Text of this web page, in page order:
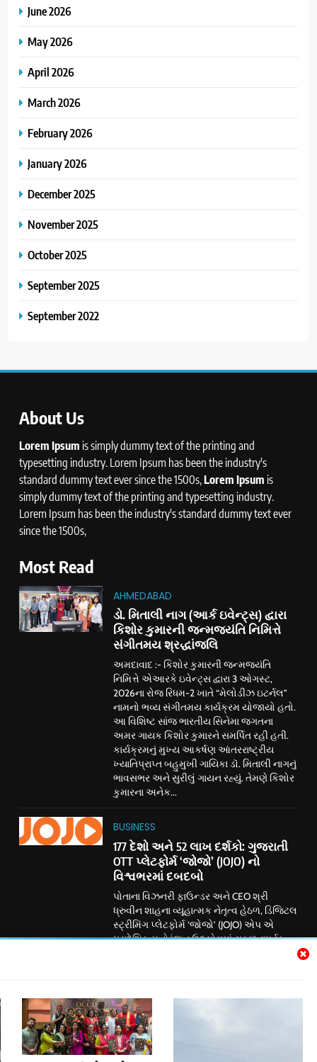
June 2026
May 2026
April 2026
March 2026
February 2026
January 2026
December 2025
November 2025
October 2025
September 2025
September 2022
About Us
Lorem Ipsum is simply dummy text of the printing and
typesetting industry. Lorem Ipsum has been the industry's
standard dummy text ever since the 1500s,Lorem Ipsum is
simply dummy text of the printing and typesetting industry.
Lorem Ipsum has been the industry's standard dummy text ever
since the 1500s,
Most Read
AHMEDABAD
ડો. મિતાલી નાગ (આર્ક ઇવેન્ટ્સ) દ્વારા
કિશોર કુમારની જન્મજયંતિ નિમિત્તે
સંગીતમય શ્રદ્ધાંજલિ
અમદાવાદ :- કિશોર કુમારની જન્મજયંતિ
નિમિત્તે એઆરકે ઇવેન્ટ્સ દ્વારા 3 ઓગસ્ટ,
2026ના રોજ રિધમ-2 ખાતે “મેલોડીઝ ઇટર્નલ”
નામનો ભવ્ય સંગીતમય કાર્યક્રમ યોજાયો હતો.
આ વિશિષ્ટ સાંજ ભારતીય સિનેમા જગતના
અમર ગાયક કિશોર કુમારને સમર્પિત રહી હતી.
કાર્યક્રમનું મુખ્ય આકર્ષણ આંતરરાષ્ટ્રીય
ખ્યાતિપ્રાપ્ત બહુમુખી ગાયિકા ડૉ. મિતાલી નાગનું
ભાવસભર અને સુરીલું ગાયન રહ્યું. તેમણે કિશોર
કુમારના અનેક...
BUSINESS
177 દેશો અને 52 લાખ દર્શકો: ગુજરાતી
OTT પ્લેટફોર્મ ‘જોજો’ (JOJO) નો
વિશ્વભરમાં દબદબો
પોતાના વિઝનરી ફાઉન્ડર અને CEO શ્રી
ધ્રુવીન શાહના વ્યૂહાત્મક નેતૃત્વ હેઠળ, ડિજિટલ
સ્ટ્રીમિંગ પ્લેટફોર્મ ‘જોજો’ (JOJO) એપ એ
પ્રાદેશિક મનોરંજન ઉદ્યોગમાં સફળતાપૂર્વક
સ્ટોરીટેલિંગ અને પ્રાદેશિક પ્રતિનિધિત્વ વચ્ચેના
અંતરને ઝડપથી દૂર કર્યું છે. હાલમાં BSE પર
લિસ્ટ ધરાવતી કંપની ‘જોજો...